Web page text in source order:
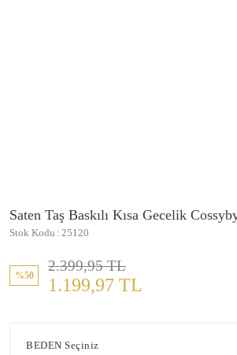
Saten Taş Baskılı Kısa Gecelik
Stok Kodu 25120
%50
2.399,95 TL
1.199,97 TL